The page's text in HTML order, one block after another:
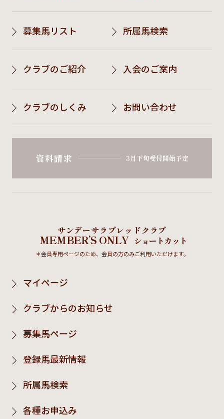
募集馬リスト 所属馬検索
クラブのご紹介 入会のご案内
クラブのしくみ お問い合わせ
資料請求 3月下旬受付開始予定
サンデーサラブレッドクラブ
MEMBER’S ONLY ショートカット
＊会員専用ページのため、会員の方のみご利用いただけます。
マイページ
クラブからのお知らせ
募集馬ページ
登録馬最新情報
所属馬検索
各種お申込み